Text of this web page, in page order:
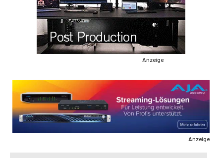
Anzeige
Anzeige